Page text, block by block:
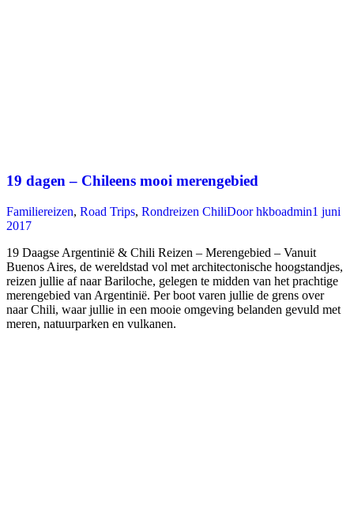
19 dagen – Chileens mooi merengebied
Familiereizen, Road Trips, Rondreizen ChiliDoorhkboadmin1 juni
2017
19 Daagse Argentinië & Chili Reizen – Merengebied – Vanuit
Buenos Aires, de wereldstad vol met architectonische hoogstandjes,
reizen jullie af naar Bariloche, gelegen te midden van het prachtige
merengebied van Argentinië. Per boot varen jullie de grens over
naar Chili, waar jullie in een mooie omgeving belanden gevuld met
meren, natuurparken en vulkanen.